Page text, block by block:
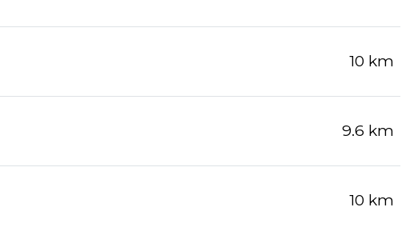
10 km
9.6 km
10 km